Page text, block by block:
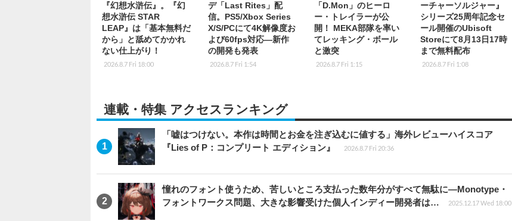
『幻想水滸伝』。『幻
想水滸伝 STAR
LEAP』は「基本無料だ
から」と舐めてかかれ
ない仕上がり！
2026.8.7 Fri 18:00
デ「Last Rites」配
信。PS5/Xbox Series
X/S/PCにて4K解像度お
よび60fps対応―新作
の開発も発表
2026.8.7 Fri 1:54
「D.Mon」のヒーロ
ー・トレイラーが公
開！ MEKA部隊を率い
てレッキング・ボール
と激突
2026.8.7 Fri 1:15
ーチャーソルジャー』
シリーズ25周年記念セ
ール開催のUbisoft
Storeにて8月13日17時
まで無料配布
2026.8.7 Fri 1:08
連載・特集 アクセスランキング
「嘘はつけない。本作は時間とお金を注ぎ込むに値する」海外レビューハイスコア
『Lies of P：コンプリート エディション』
2026.8.7 Fri 20:36
憧れのフォント使うため、苦しいところ支払った数年分がすべて無駄に―Monotype・
フォントワークス問題、大きな影響受けた個人インディー開発者は…
2025.12.17 Wed 18:00